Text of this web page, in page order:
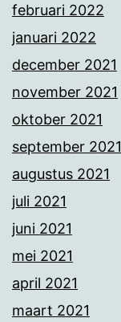
februari 2022
januari 2022
december 2021
november 2021
oktober 2021
september 2021
augustus 2021
juli 2021
juni 2021
mei 2021
april 2021
maart 2021